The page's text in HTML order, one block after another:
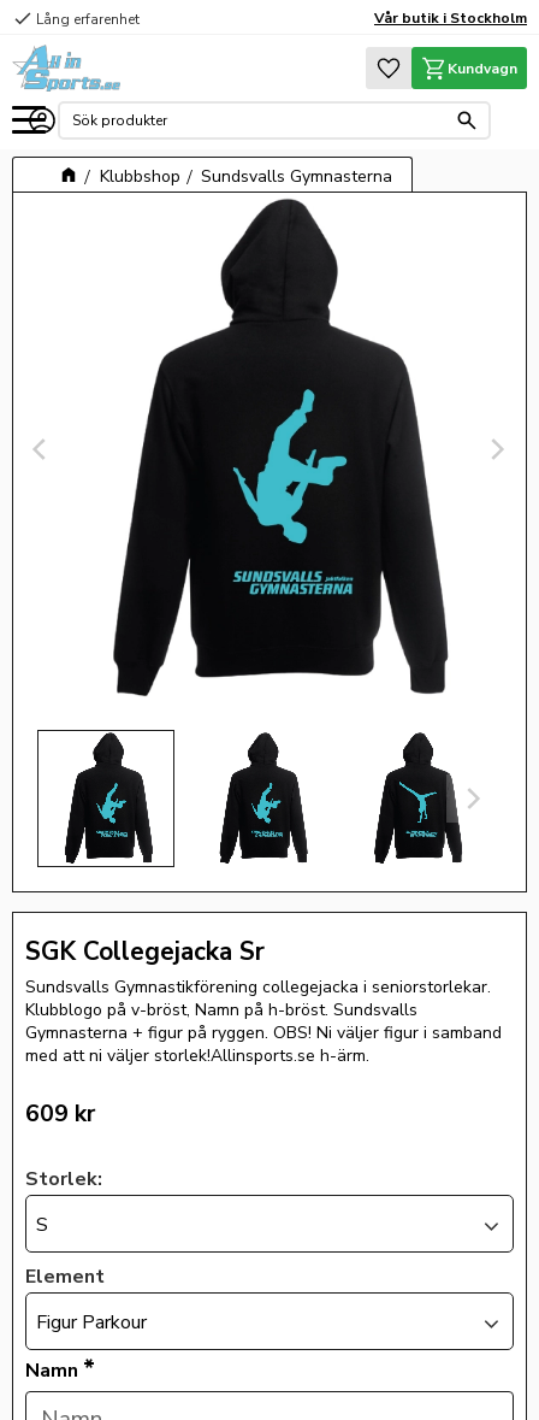
Meny
check Lång erfarenhet Vår butik i Stockholm
Favoriter
Kundvagn
Klubbshop Sundsvalls Gymnasterna
SGK Collegejacka Sr
Sundsvalls Gymnastikförening collegejacka i seniorstorlekar.
Klubblogo på v-bröst, Namn på h-bröst. Sundsvalls
Gymnasterna + figur på ryggen. OBS! Ni väljer figur i samband
med att ni väljer storlek!Allinsports.se h-ärm.
609 kr
Storlek:
S
Element
Figur Parkour
Namn *